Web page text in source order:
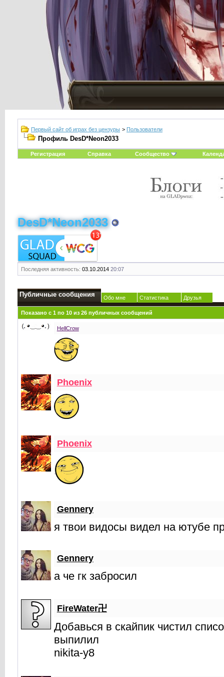
Первый сайт об играх без цензуры > Пользователи
Профиль DesD*Neon2033
Регистрация Справка Сообщество
DesD*Neon2033
Последняя активность: 03.10.2014 20:07
Публичные сообщения Обо мне Статистика Друзья
Показано с 1 по 10из 26публичных сообщений
HellCrow
Phoenix
Phoenix
Gennery
я твои видосы видел на ютубе
Gennery
а че гк забросил
FireWater卍
Добавься в скайпик чистил
выпилил
nikita-y8